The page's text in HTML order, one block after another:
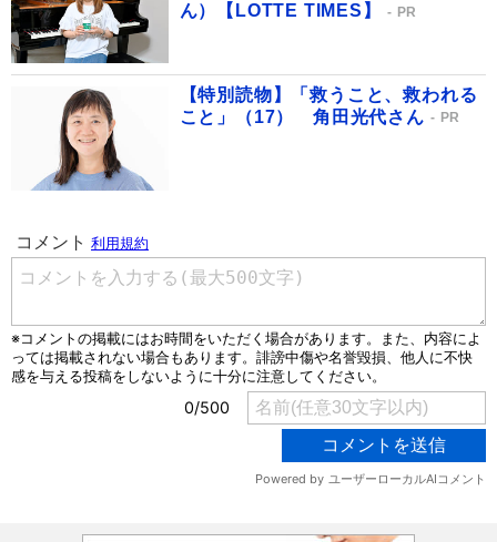
ん）【LOTTE TIMES】
PR
【特別読物】「救うこと、救われる
こと」（17） 角田光代さん
PR